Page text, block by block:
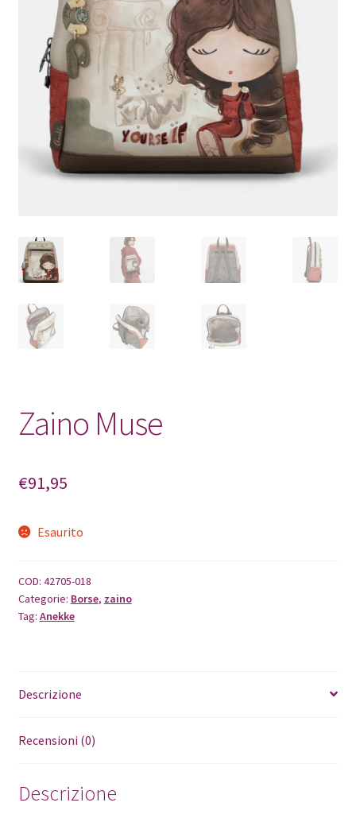
Pagamento
Shop
Zaino Muse
€91,95
Esaurito
COD: 42705-018
Categorie: Borse, zaino
Tag: Anekke
Descrizione
Recensioni (0)
Descrizione